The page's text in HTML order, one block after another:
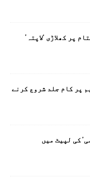
پر کھلاڑی ‘لاپتہ’
پر کام جلد شروع کرنے
کی لپیٹ میں